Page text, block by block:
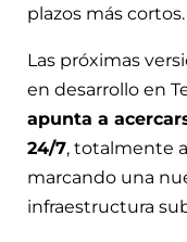
plazos más cortos.
Las próximas
en desarrollo en
apunta a
24/7, totalmente
marcando una
infraestructura